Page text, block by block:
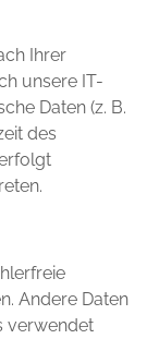
Ihrer
unsere IT-
Daten (z. B.
des
Andere Daten
verwendet